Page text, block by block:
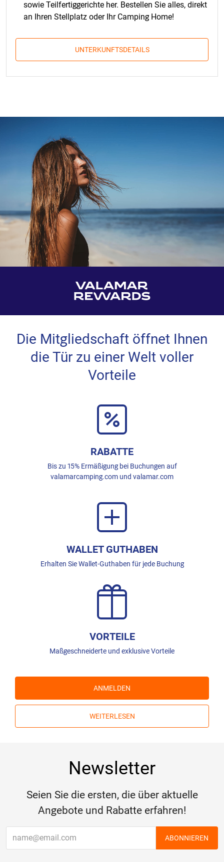
sowie Teilfertiggerichte her. Bestellen Sie alles, direkt
an Ihren Stellplatz oder Ihr Camping Home!
UNTERKUNFTSDETAILS
Die Mitgliedschaft öffnet Ihnen
die Tür zu einer Welt voller
Vorteile
RABATTE
Bis zu 15% Ermäßigung bei Buchungen auf
valamarcamping.com und valamar.com
WALLET GUTHABEN
Erhalten Sie Wallet-Guthaben für jede Buchung
VORTEILE
Maßgeschneiderte und exklusive Vorteile
ANMELDEN
WEITERLESEN
Newsletter
Seien Sie die ersten, die über aktuelle
Angebote und Rabatte erfahren!
ABONNIEREN